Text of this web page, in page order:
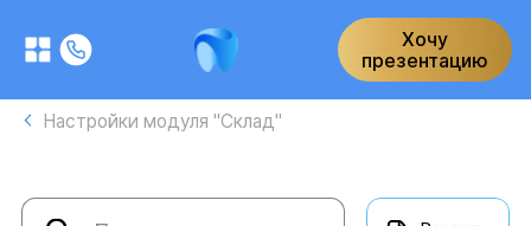
Хочу
презентацию
Настройки модуля "Склад"